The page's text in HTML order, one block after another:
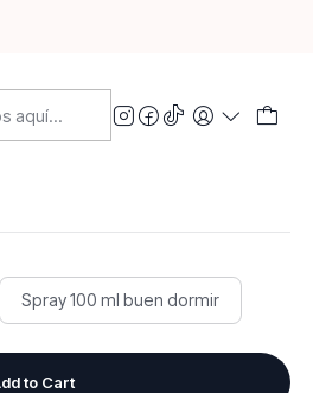
on Buen
Spray 100 ml buen dormir
to Cart